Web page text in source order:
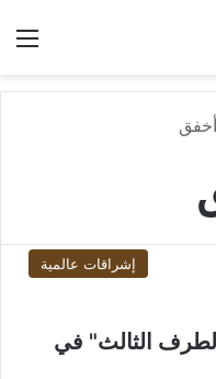
أخفق
إشراقات عالمية
"الطرف الثالث" في